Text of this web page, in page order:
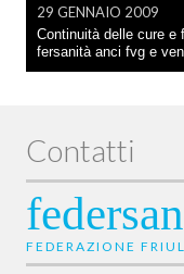
29 GENNAIO 2009
Continuità delle cure e
fersanità anci fvg e
Contatti
FEDERAZIONE